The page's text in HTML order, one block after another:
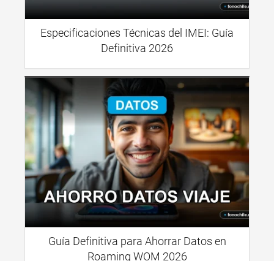
Especificaciones Técnicas del IMEI: Guía
Definitiva 2026
Guía Definitiva para Ahorrar Datos en
Roaming WOM 2026